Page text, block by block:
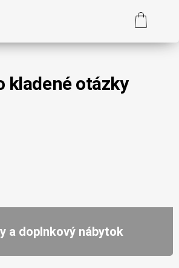
kladené otázky
a doplnkový nábytok